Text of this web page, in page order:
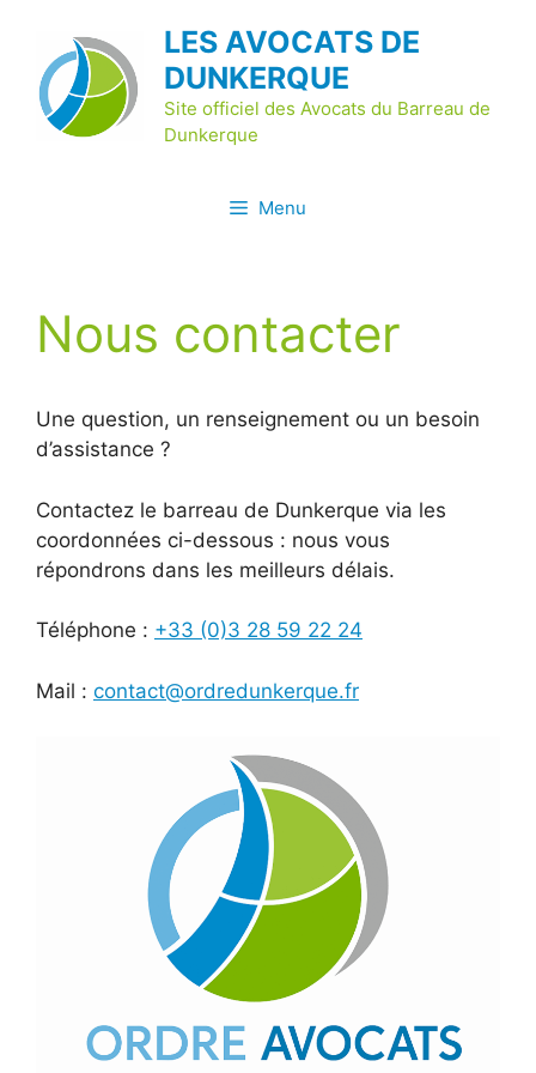
contenu
LES AVOCATS DE
DUNKERQUE
Site officiel des Avocats du Barreau de
Dunkerque
Menu
Nous contacter
Une question, un renseignement ou un besoin
d’assistance ?
Contactez le barreau de Dunkerque via les
coordonnées ci-dessous : nous vous
répondrons dans les meilleurs délais.
Téléphone : +33 (0)3 28 59 22 24
Mail : contact@ordredunkerque.fr